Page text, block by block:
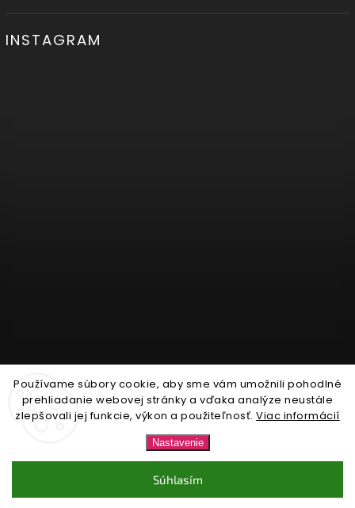
Používame súbory cookie, aby sme vám umožnili pohodlné
prehliadanie webovej stránky a vďaka analýze neustále
zlepšovali jej funkcie, výkon a použiteľnosť.Viac informácií
Nastavenie
Súhlasím
INSTAGRAM
Sledovať na Instagrame
Nonari.sk. Všetky práva vyhradené.
Upraviť nastavenie cookies
Shoptet| Design